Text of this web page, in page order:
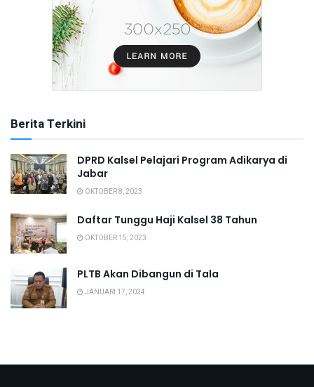
Berita Terkini
DPRD Kalsel Pelajari Program Adikarya di
Jabar
OKTOBER 8, 2023
Daftar Tunggu Haji Kalsel 38 Tahun
OKTOBER 15, 2023
PLTB Akan Dibangun di Tala
JANUARI 17, 2024